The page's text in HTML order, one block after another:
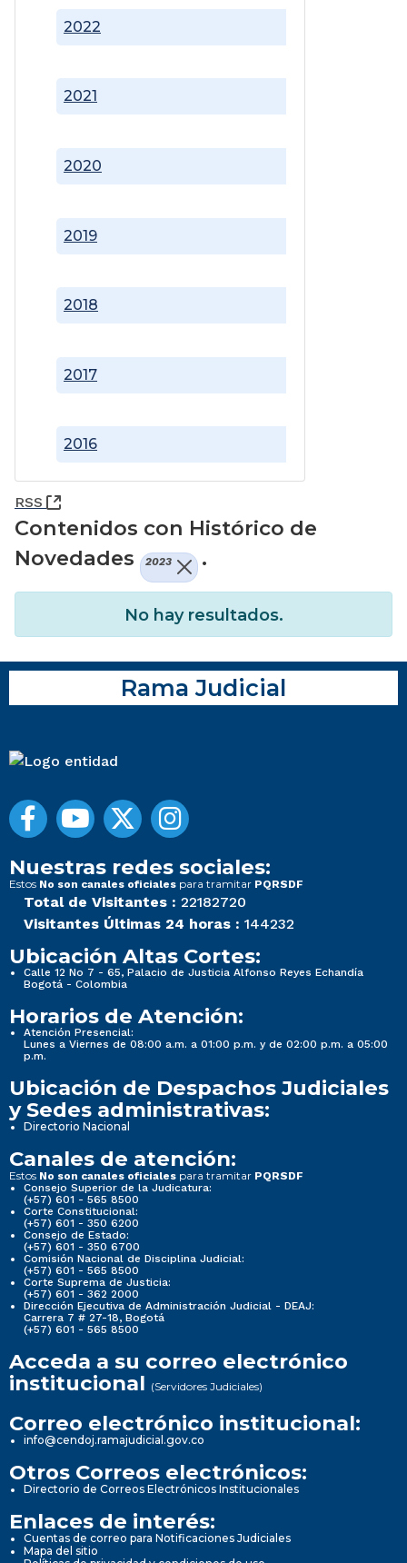
2016
2017
2018
2019
2020
2021
2022
RSS (Abre una nueva ventana)
Contenidos con Histórico de
Novedades
2023 .
No hay resultados.
Rama Judicial
Nuestras redes sociales:
Estos No son canales oficiales para tramitar PQRSDF
Total de Visitantes : 22182720
Visitantes Últimas 24 horas : 144232
Ubicación Altas Cortes:
Calle 12 No 7 - 65, Palacio de Justicia Alfonso Reyes Echandía
Bogotá - Colombia
Horarios de Atención:
Atención Presencial:
Lunes a Viernes de 08:00 a.m. a 01:00 p.m. y de 02:00 p.m. a 05:00
p.m.
Ubicación de Despachos Judiciales
y Sedes administrativas:
Directorio Nacional
Canales de atención:
Estos No son canales oficiales para tramitar PQRSDF
Consejo Superior de la Judicatura:
(+57) 601 - 565 8500
Corte Constitucional:
(+57) 601 - 350 6200
Consejo de Estado:
(+57) 601 - 350 6700
Comisión Nacional de Disciplina Judicial:
(+57) 601 - 565 8500
Corte Suprema de Justicia:
(+57) 601 - 362 2000
Dirección Ejecutiva de Administración Judicial - DEAJ:
Carrera 7 # 27-18, Bogotá
(+57) 601 - 565 8500
Acceda a su correo electrónico
institucional (Servidores Judiciales)
Correo electrónico institucional:
info@cendoj.ramajudicial.gov.co
Otros Correos electrónicos:
Directorio de Correos Electrónicos Institucionales
Enlaces de interés:
Cuentas de correo para Notificaciones Judiciales
Mapa del sitio